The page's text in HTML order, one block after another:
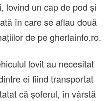
lovind un cap de pod și
în care se aflau două
de pe gherlainfo.ro.
lovit au necesitat
ei fiind transportat
că șoferul, în vârstă